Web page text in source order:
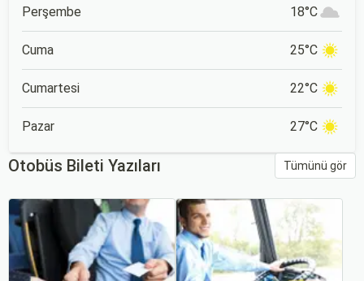
Perşembe 18°C
Cuma 25°C
Cumartesi 22°C
Pazar 27°C
Otobüs Bileti Yazıları Tümünü gör